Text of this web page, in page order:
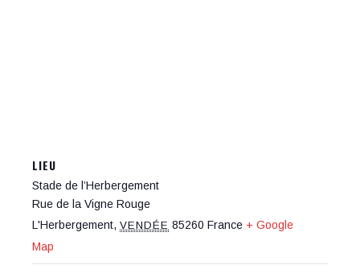
LIEU
Stade de l’Herbergement
Rue de la Vigne Rouge
L'Herbergement, VENDÉE 85260 France + Google
Map